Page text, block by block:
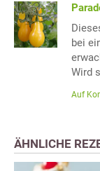
bei
Wird
Auf
ÄHNLICHE